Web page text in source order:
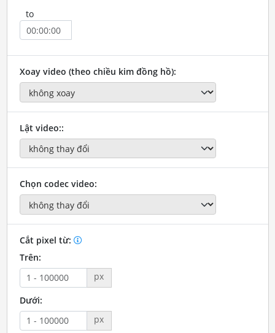
to
Xoay video (theo chiều kim đồng hồ):
Lật video::
Chọn codec video:
Cắt pixel từ:
Trên:
px
Dưới:
px